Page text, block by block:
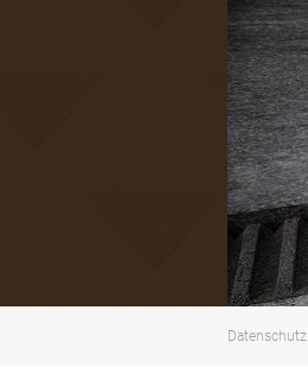
Datenschutz